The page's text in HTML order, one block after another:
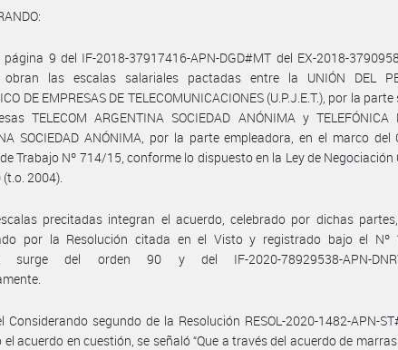
9 del IF-2018-37917416-APN-DGD#MT del EX-2018-
obran las escalas salariales pactadas entre la UNIÓN DEL
DE EMPRESAS DE TELECOMUNICACIONES (U.P.J.E.T.), por la
TELECOM ARGENTINA SOCIEDAD ANÓNIMA y TELEFÓNICA
SOCIEDAD ANÓNIMA, por la parte empleadora, en el marco del
Trabajo Nº 714/15, conforme lo dispuesto en la Ley de Negociación
2004).
precitadas integran el acuerdo, celebrado por dichas
por la Resolución citada en el Visto y registrado bajo el Nº
surge del orden 90 y del IF-2020-78929538-APN-
Considerando segundo de la Resolución RESOL-2020-1482-APN-
acuerdo en cuestión, se señaló “Que a través del acuerdo de